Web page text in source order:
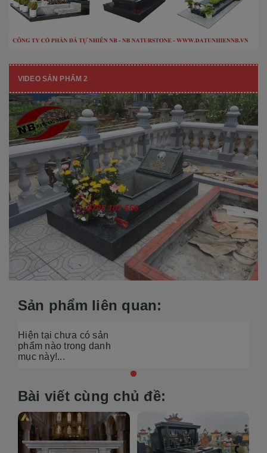
VIDEO SẢN PHẨM 2
Sản phẩm liên quan:
Hiện tại chưa có sản
phẩm nào trong danh
mục này!...
Bài viết cùng chủ đề: